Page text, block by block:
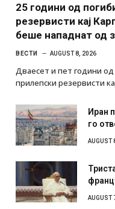
25 години од
резервисти кај
беше нападнат од
ВЕСТИ AUGUST 8, 2026
Дваесет и пет години
прилепски резервисти
Иран
го
AUGUST
AUGUST